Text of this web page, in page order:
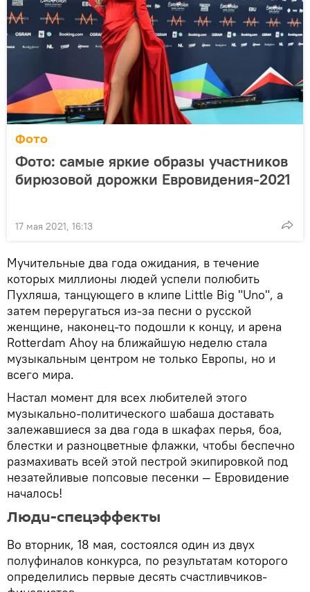
Фото
Фото: самые яркие образы участников
бирюзовой дорожки Евровидения-2021
17 мая 2021, 16:13
Мучительные два года ожидания, в течение
которых миллионы людей успели полюбить
Пухляша, танцующего в клипе Little Big "Uno", а
затем переругаться из-за песни о русской
женщине, наконец-то подошли к концу, и арена
Rotterdam Ahoy на ближайшую неделю стала
музыкальным центром не только Европы, но и
всего мира.
Настал момент для всех любителей этого
музыкально-политического шабаша доставать
залежавшиеся за два года в шкафах перья, боа,
блестки и разноцветные флажки, чтобы беспечно
размахивать всей этой пестрой экипировкой под
незатейливые попсовые песенки — Евровидение
началось!
Люди-спецэффекты
Во вторник, 18 мая, состоялся один из двух
полуфиналов конкурса, по результатам которого
определились первые десять счастливчиков-